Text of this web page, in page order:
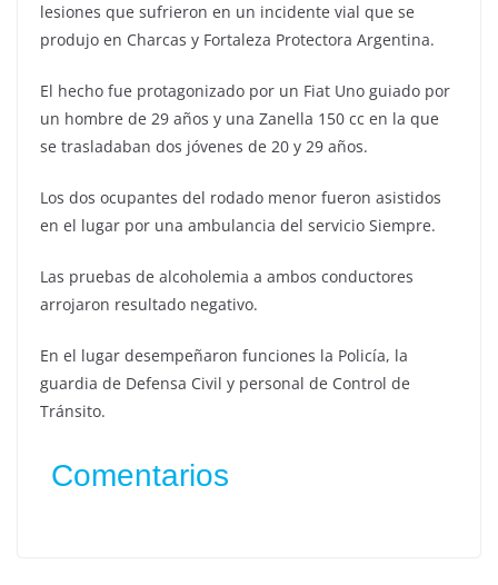
lesiones que sufrieron en un incidente vial que se
produjo en Charcas y Fortaleza Protectora Argentina.
El hecho fue protagonizado por un Fiat Uno guiado por
un hombre de 29 años y una Zanella 150 cc en la que
se trasladaban dos jóvenes de 20 y 29 años.
Los dos ocupantes del rodado menor fueron asistidos
en el lugar por una ambulancia del servicio Siempre.
Las pruebas de alcoholemia a ambos conductores
arrojaron resultado negativo.
En el lugar desempeñaron funciones la Policía, la
guardia de Defensa Civil y personal de Control de
Tránsito.
Comentarios